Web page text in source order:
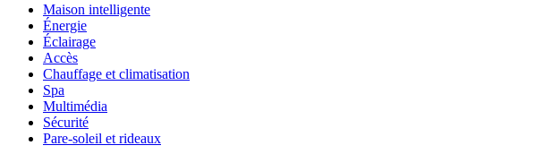
Maison intelligente
Énergie
Éclairage
Accès
Chauffage et climatisation
Spa
Multimédia
Sécurité
Pare-soleil et rideaux